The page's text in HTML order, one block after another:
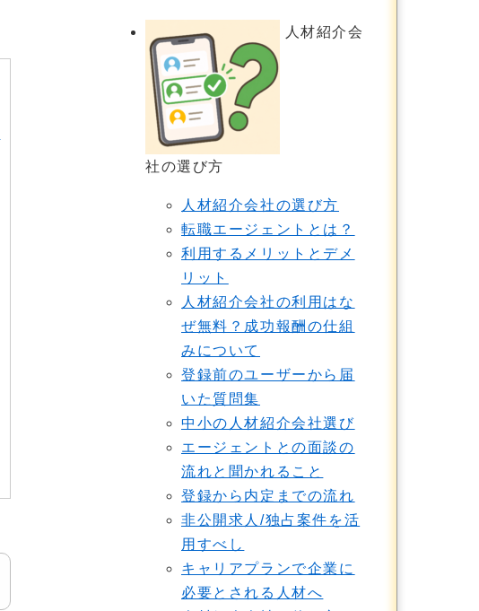
人材紹介会
社の選び方
人材紹介会社の選び方
転職エージェントとは？
利用するメリットとデメ
リット
人材紹介会社の利用はな
ぜ無料？成功報酬の仕組
みについて
登録前のユーザーから届
いた質問集
中小の人材紹介会社選び
エージェントとの面談の
流れと聞かれること
登録から内定までの流れ
非公開求人/独占案件を活
用すべし
キャリアプランで企業に
必要とされる人材へ